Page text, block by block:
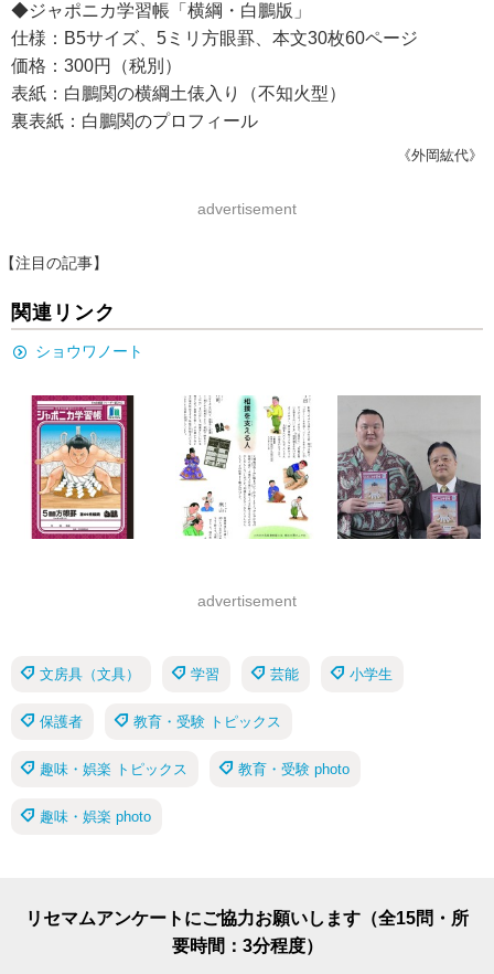
◆ジャポニカ学習帳「横綱・白鵬版」
仕様：B5サイズ、5ミリ方眼罫、本文30枚60ページ
価格：300円（税別）
表紙：白鵬関の横綱土俵入り（不知火型）
裏表紙：白鵬関のプロフィール
《外岡紘代》
advertisement
【注目の記事】
関連リンク
ショウワノート
advertisement
文房具（文具） 学習 芸能 小学生
保護者 教育・受験 トピックス
趣味・娯楽 トピックス 教育・受験 photo
趣味・娯楽 photo
リセマムアンケートにご協力お願いします（全15問・所
要時間：3分程度）